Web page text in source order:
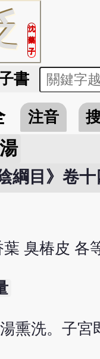
沈
藥
子
書
注音
綱目》卷十
臭椿皮 各
熏洗。子宮